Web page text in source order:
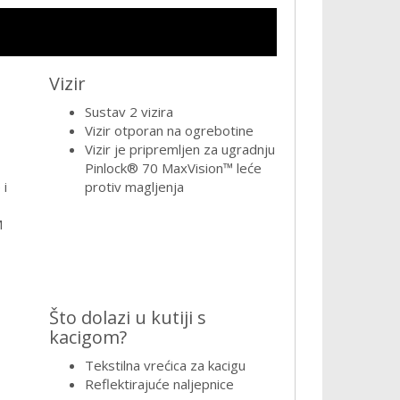
i
Vizir
Sustav 2 vizira
Vizir otporan na ogrebotine
Vizir je pripremljen za ugradnju
Pinlock® 70 MaxVision™ leće
protiv magljenja
Što dolazi u kutiji s
kacigom?
Tekstilna vrećica za kacigu
Reflektirajuće naljepnice